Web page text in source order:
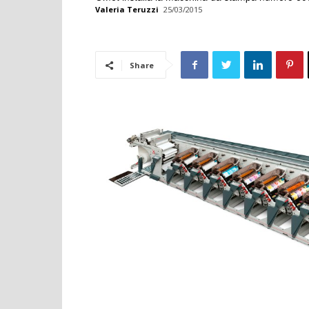
Valeria Teruzzi 25/03/2015
Share